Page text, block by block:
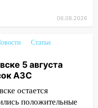
Тюленева
области
области
на трассе и
06.08.2026
Статьи
5 августа
АЗС
остается
положительные